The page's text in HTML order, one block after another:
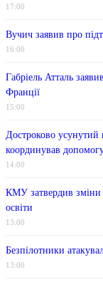
17:00
Вучич заявив про
16:00
Габріель Атталь
Франції
15:00
Достроково
координував
14:00
КМУ затвердив зміни
освіти
13:00
Безпілотники
13:00